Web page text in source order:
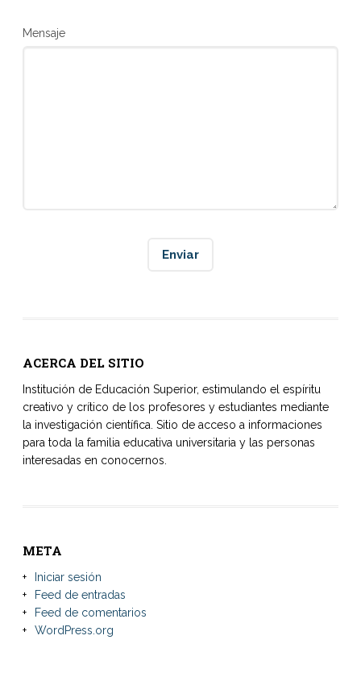
Mensaje
ACERCA DEL SITIO
Institución de Educación Superior, estimulando el espíritu
creativo y crítico de los profesores y estudiantes mediante
la investigación científica. Sitio de acceso a informaciones
para toda la familia educativa universitaria y las personas
interesadas en conocernos.
META
Iniciar sesión
Feed de entradas
Feed de comentarios
WordPress.org